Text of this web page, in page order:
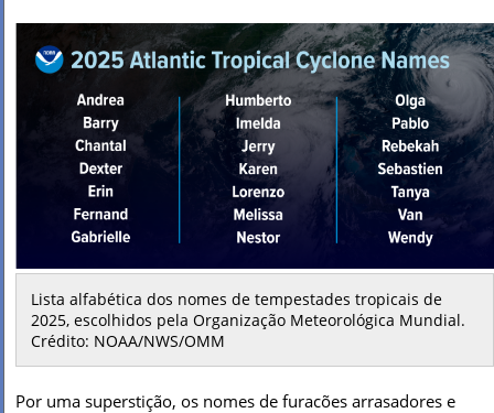
Lista alfabética dos nomes de tempestades tropicais de
2025, escolhidos pela Organização Meteorológica Mundial.
Crédito: NOAA/NWS/OMM
Por uma superstição, os nomes de furacões arrasadores e